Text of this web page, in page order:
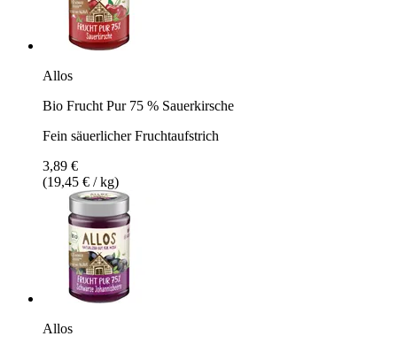
Allos
Bio Frucht Pur 75 % Sauerkirsche
Fein säuerlicher Fruchtaufstrich
3,89 €
(19,45 € / kg)
Allos